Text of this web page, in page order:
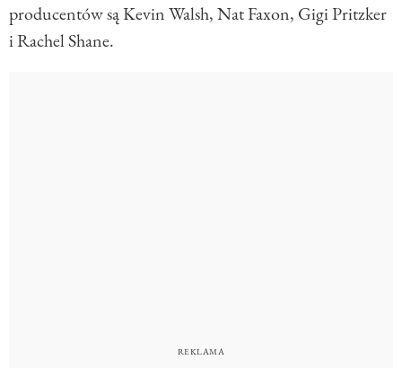
producentów są Kevin Walsh, Nat Faxon, Gigi Pritzker
i Rachel Shane.